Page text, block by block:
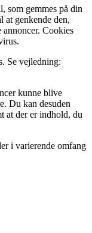
som gemmes på din
at genkende den,
Cookies
Se vejledning:
kunne blive
Du kan desuden
at der er indhold, du
i varierende omfang